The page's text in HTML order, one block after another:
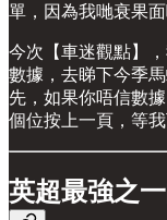
單，因為我哋衰果
今次【車迷觀點】
數據，去睇下今季
先，如果你唔信數
個位按上一頁，等我
英超最強之